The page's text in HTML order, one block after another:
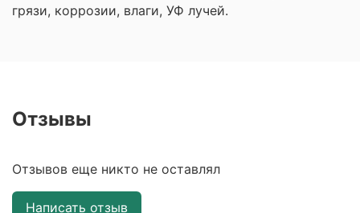
грязи, коррозии, влаги, УФ лучей.
Отзывы
Отзывов еще никто не оставлял
Написать отзыв